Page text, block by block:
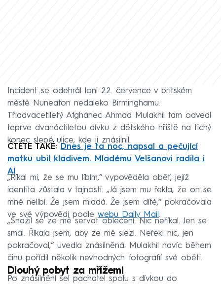
Incident se odehrál loni 22. července v britském
městě Nuneaton nedaleko Birminghamu.
Třiadvacetiletý Afghánec Ahmad Mulakhil tam odvedl
teprve dvanáctiletou dívku z dětského hřiště na tichý
konec slepé ulice, kde ji znásilnil.
ČTĚTE TAKÉ: Dnes je ta noc, napsal a pečující
matku ubil kladivem. Mladému Velšanovi radila i
AI
„Říkal mi, že se mu líbím,“ vypověděla oběť, jejíž
identita zůstala v tajnosti. „Já jsem mu řekla, že on se
mně nelíbí. Že jsem mladá. Že jsem dítě,“ pokračovala
ve své výpovědi podle webu Daily Mail.
„Snažil se ze mě servat oblečení. Nic neříkal. Jen se
smál. Říkala jsem, aby ze mě slezl. Neřekl nic, jen
pokračoval,“ uvedla znásilněná. Mulakhil navíc během
činu pořídil několik nevhodných fotografií své oběti.
Dlouhý pobyt za mřížemi
Po znásilnění šel pachatel spolu s dívkou do